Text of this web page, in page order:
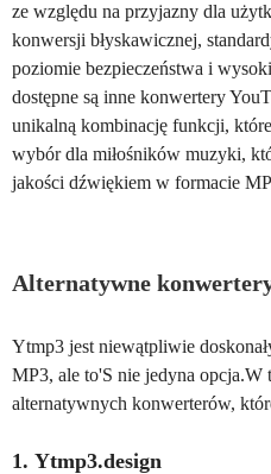
ze względu na przyjazny dla
konwersji błyskawicznej,
poziomie bezpieczeństwa i
dostępne są inne konwertery
unikalną kombinację funkcji,
wybór dla miłośników muzyki,
jakości dźwiękiem w formacie
Alternatywne
Ytmp3 jest niewątpliwie
MP3, ale to'S nie jedyna
alternatywnych konwerterów,
1. Ytmp3.design